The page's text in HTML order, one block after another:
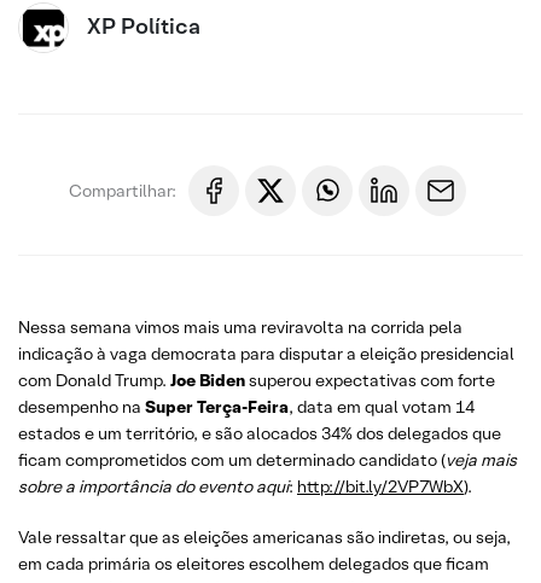
XP Política
Compartilhar:
Nessa semana vimos mais uma reviravolta na corrida pela
indicação à vaga democrata para disputar a eleição presidencial
com Donald Trump. Joe Bidensuperou expectativas com forte
desempenho na Super Terça-Feira, data em qual votam 14
estados e um território, e são alocados 34% dos delegados que
ficam comprometidos com um determinado candidato (veja mais
sobre a importância do evento aqui: http://bit.ly/2VP7WbX).
Vale ressaltar que as eleições americanas são indiretas, ou seja,
em cada primária os eleitores escolhem delegados que ficam